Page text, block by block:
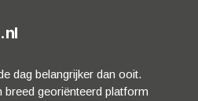
dag belangrijker dan ooit.
breed georiënteerd platform